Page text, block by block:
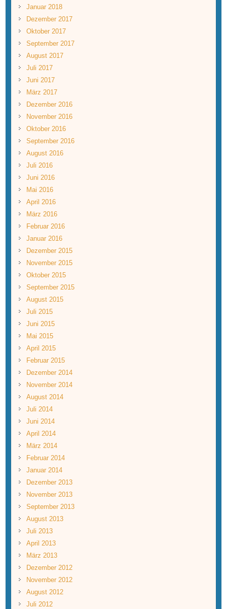
Januar 2018
Dezember 2017
Oktober 2017
September 2017
August 2017
Juli 2017
Juni 2017
März 2017
Dezember 2016
November 2016
Oktober 2016
September 2016
August 2016
Juli 2016
Juni 2016
Mai 2016
April 2016
März 2016
Februar 2016
Januar 2016
Dezember 2015
November 2015
Oktober 2015
September 2015
August 2015
Juli 2015
Juni 2015
Mai 2015
April 2015
Februar 2015
Dezember 2014
November 2014
August 2014
Juli 2014
Juni 2014
April 2014
März 2014
Februar 2014
Januar 2014
Dezember 2013
November 2013
September 2013
August 2013
Juli 2013
April 2013
März 2013
Dezember 2012
November 2012
August 2012
Juli 2012